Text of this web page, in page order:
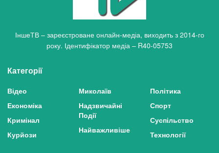
ІншеТВ – зареєстроване онлайн-медіа, виходить з 2014-го
року. Ідентифікатор медіа – R40-05753
Категорії
Відео
Економіка
Кримінал
Курйози
Миколаїв
Надзвичайні
Події
Найважливіше
Політика
Спорт
Суспільство
Технології